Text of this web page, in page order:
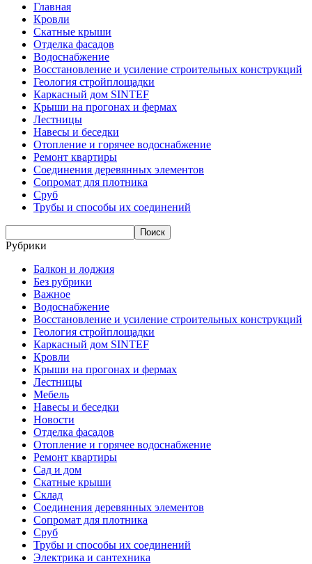
Главная
Кровли
Скатные крыши
Отделка фасадов
Водоснабжение
Восстановление и усиление строительных конструкций
Геология стройплощадки
Каркасный дом SINTEF
Крыши на прогонах и фермах
Лестницы
Навесы и беседки
Отопление и горячее водоснабжение
Ремонт квартиры
Соединения деревянных элементов
Сопромат для плотника
Сруб
Трубы и способы их соединений
Рубрики
Балкон и лоджия
Без рубрики
Важное
Водоснабжение
Восстановление и усиление строительных конструкций
Геология стройплощадки
Каркасный дом SINTEF
Кровли
Крыши на прогонах и фермах
Лестницы
Мебель
Навесы и беседки
Новости
Отделка фасадов
Отопление и горячее водоснабжение
Ремонт квартиры
Сад и дом
Скатные крыши
Склад
Соединения деревянных элементов
Сопромат для плотника
Сруб
Трубы и способы их соединений
Электрика и сантехника